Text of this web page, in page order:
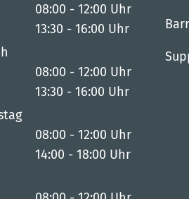
08:00 - 12:00 Uhr
Von 08:00 bis 12:00 Uhr
13:30 - 16:00 Uhr
Von 13:30 bis 16:00 Uhr
08:00 - 12:00 Uhr
Von 08:00 bis 12:00 Uhr
13:30 - 16:00 Uhr
08:00 - 12:00 Uhr
Von 08:00 bis 12:00 Uhr
14:00 - 18:00 Uhr